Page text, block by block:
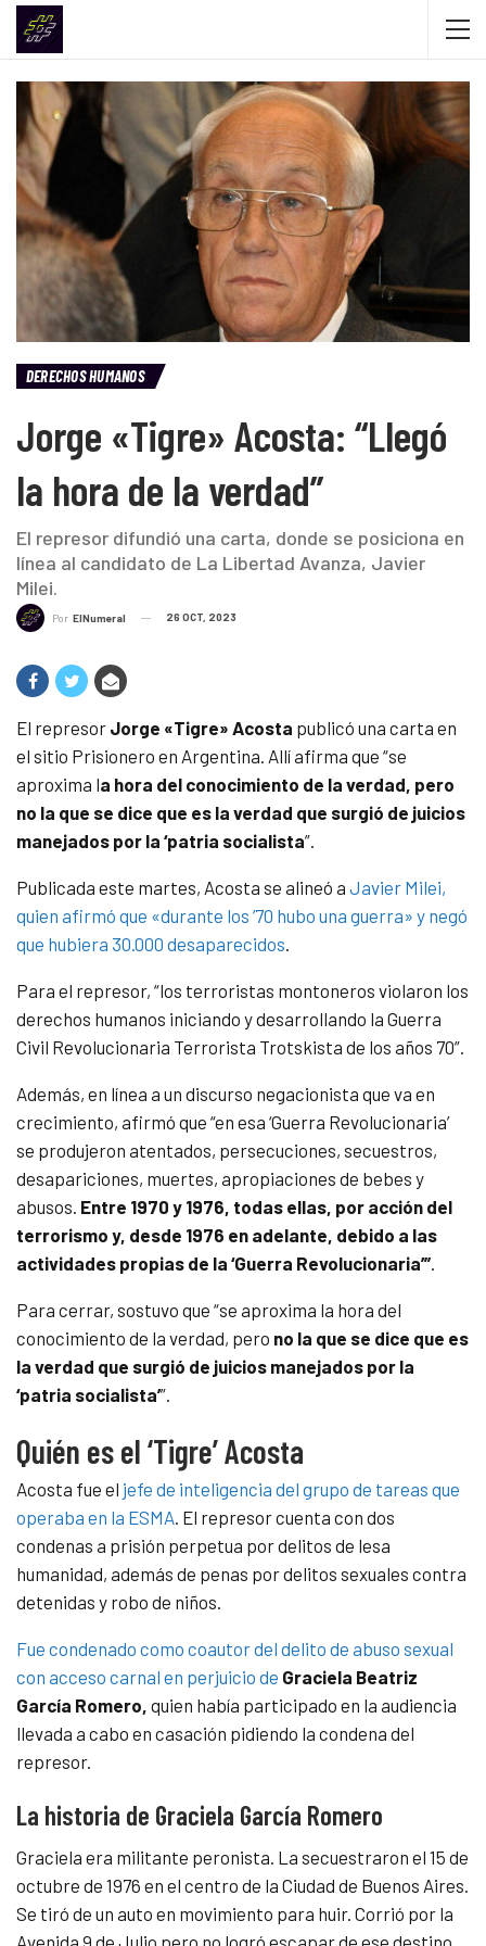
DERECHOS HUMANOS
Jorge «Tigre» Acosta: “Llegó
la hora de la verdad”
El represor difundió una carta, donde se posiciona en
línea al candidato de La Libertad Avanza, Javier
Milei.
Por ElNumeral 26 OCT, 2023
El represor Jorge «Tigre» Acosta publicó una carta en
el sitio Prisionero en Argentina. Allí afirma que “se
aproxima la hora del conocimiento de la verdad, pero
no la que se dice que es la verdad que surgió de juicios
manejados por la ‘patria socialista”.
Publicada este martes, Acosta se alineó a Javier Milei,
quien afirmó que «durante los ’70 hubo una guerra» y negó
que hubiera 30.000 desaparecidos.
Para el represor, “los terroristas montoneros violaron los
derechos humanos iniciando y desarrollando la Guerra
Civil Revolucionaria Terrorista Trotskista de los años 70”.
Además, en línea a un discurso negacionista que va en
crecimiento, afirmó que “en esa ‘Guerra Revolucionaria’
se produjeron atentados, persecuciones, secuestros,
desapariciones, muertes, apropiaciones de bebes y
abusos. Entre 1970 y 1976, todas ellas, por acción del
terrorismo y, desde 1976 en adelante, debido a las
actividades propias de la ‘Guerra Revolucionaria’”.
Para cerrar, sostuvo que “se aproxima la hora del
conocimiento de la verdad, pero no la que se dice que es
la verdad que surgió de juicios manejados por la
‘patria socialista’”.
Quién es el ‘Tigre’ Acosta
Acosta fue el jefe de inteligencia del grupo de tareas que
operaba en la ESMA. El represor cuenta con dos
condenas a prisión perpetua por delitos de lesa
humanidad, además de penas por delitos sexuales contra
detenidas y robo de niños.
Fue condenado como coautor del delito de abuso sexual
con acceso carnal en perjuicio de Graciela Beatriz
García Romero, quien había participado en la audiencia
llevada a cabo en casación pidiendo la condena del
represor.
La historia de Graciela García Romero
Graciela era militante peronista. La secuestraron el 15 de
octubre de 1976 en el centro de la Ciudad de Buenos Aires.
Se tiró de un auto en movimiento para huir. Corrió por la